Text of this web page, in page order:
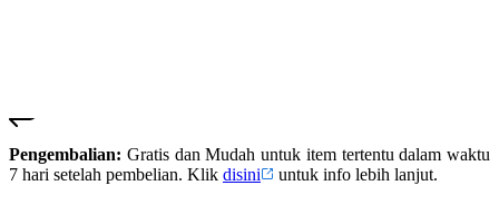
Pengembalian: Gratis dan Mudah untuk item tertentu dalam waktu
7 hari setelah pembelian. Klik disini untuk info lebih lanjut.